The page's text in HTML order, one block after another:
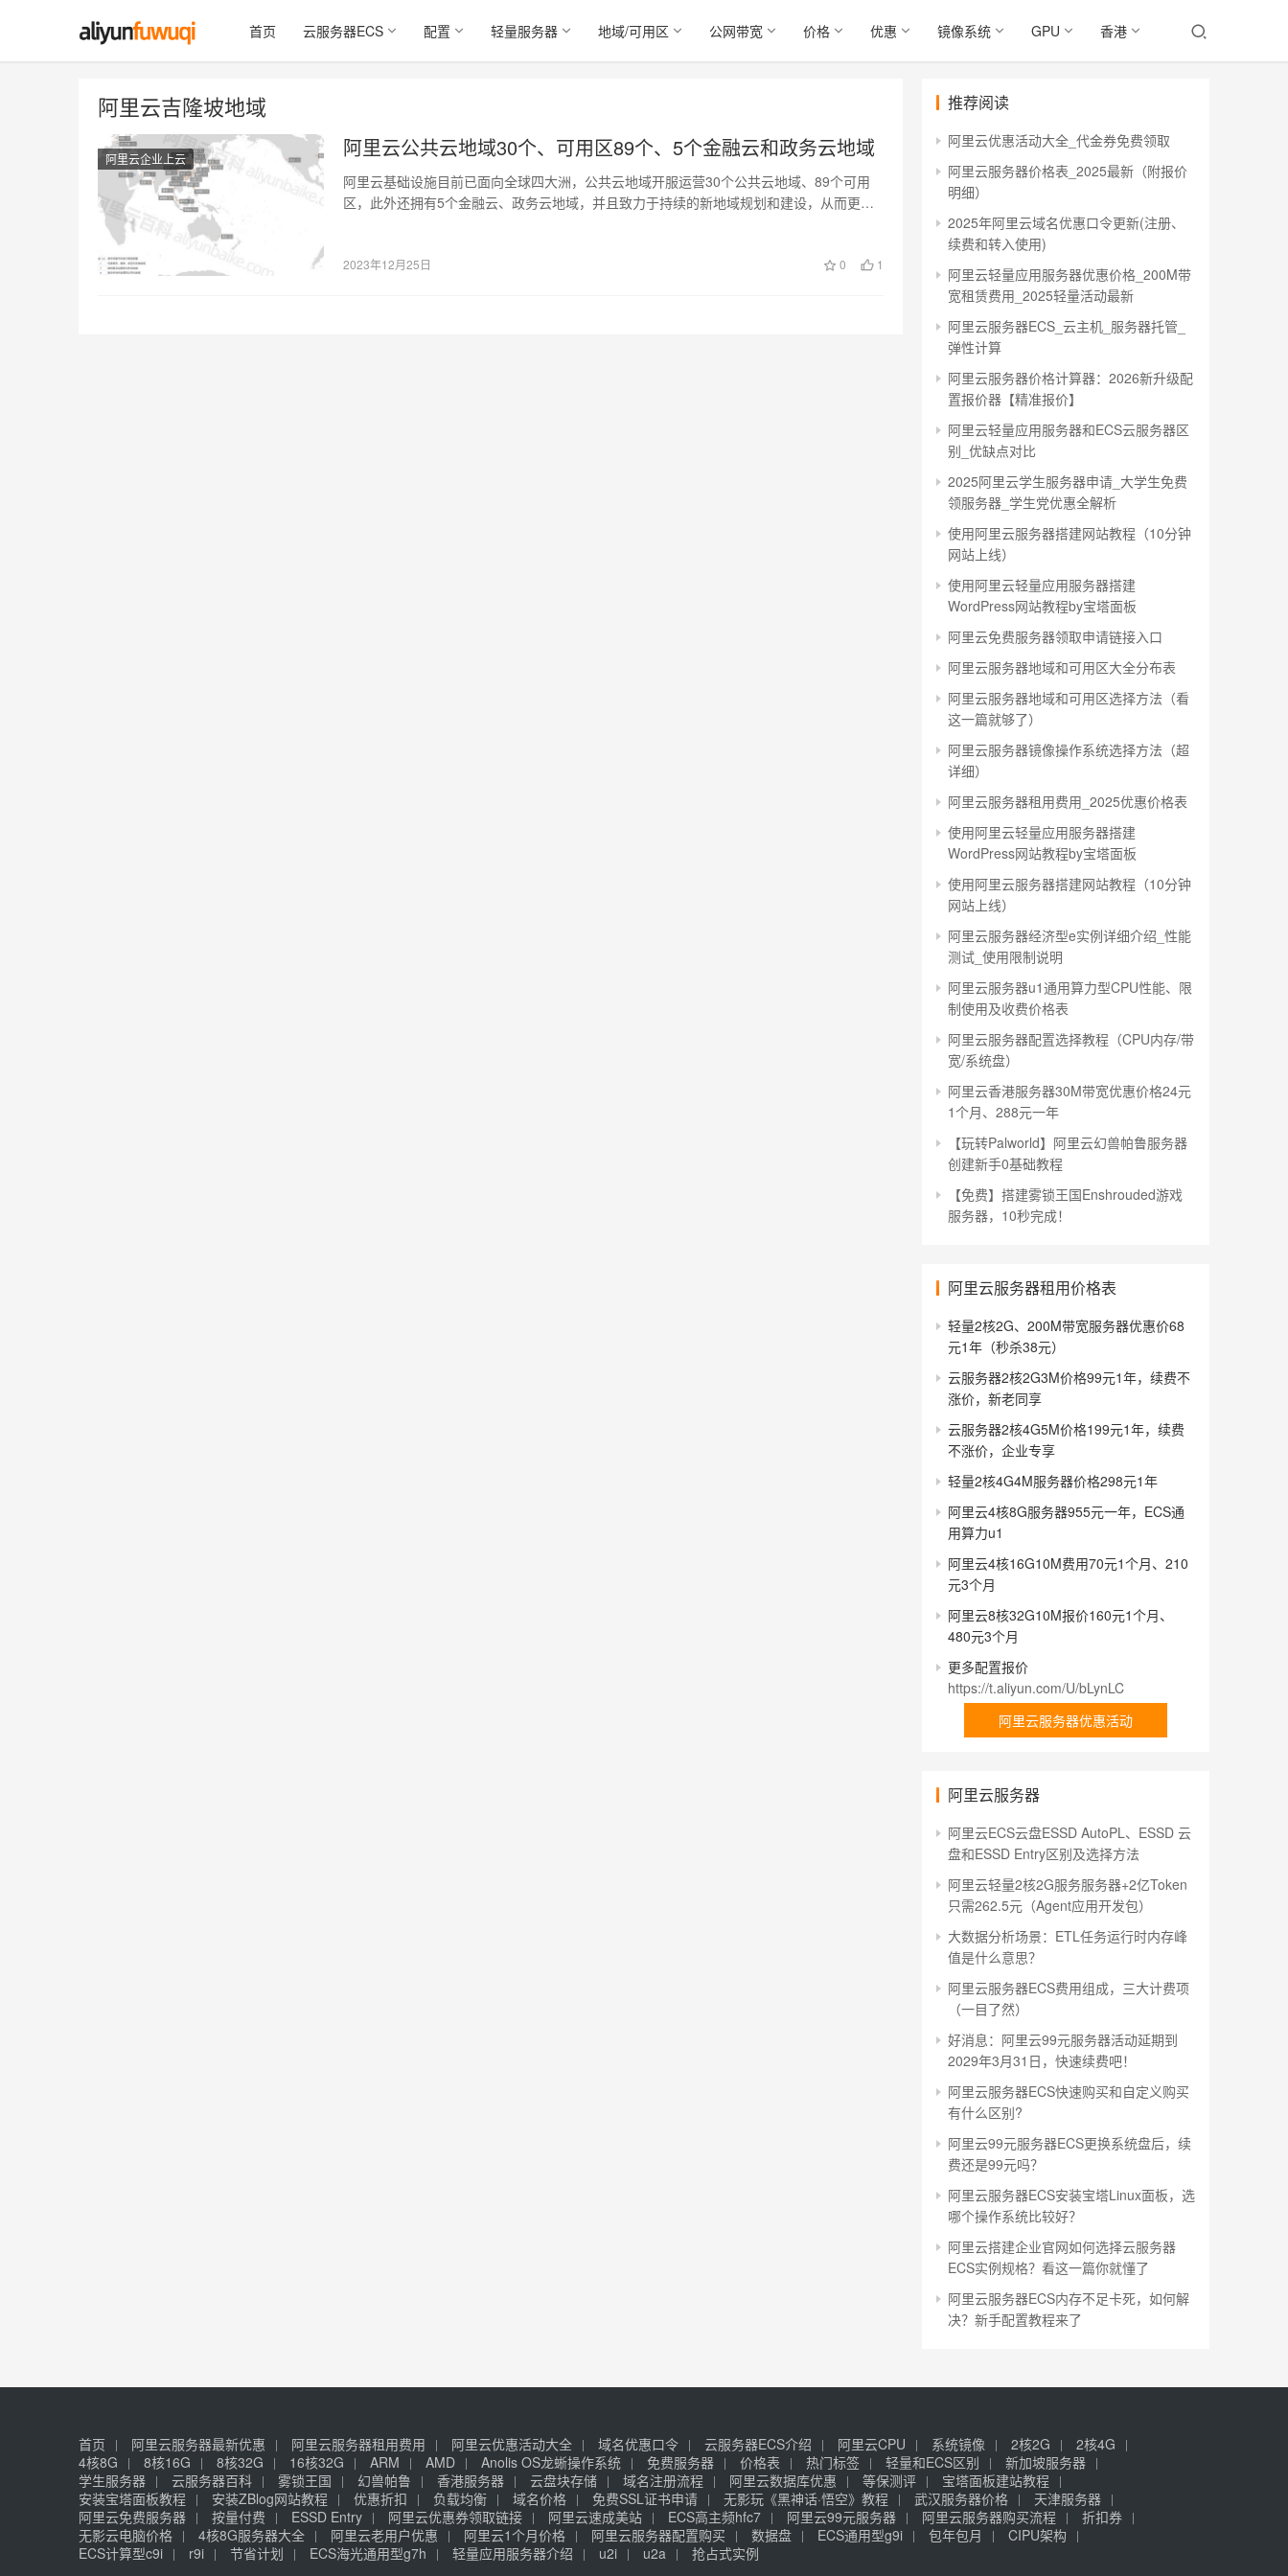
首页 云服务器ECS 配置 轻量服务器 地域/可用区 公网带宽 价格 优惠 镜像系统 GPU 香港
阿里云吉隆坡地域
阿里云企业上云 阿里云公共云地域30个、可用区89个、5个金融云和政务云地域
阿里云基础设施目前已面向全球四大洲，公共云地域开服运营30个公共云地域、89个可用
区，此外还拥有5个金融云、政务云地域，并且致力于持续的新地域规划和建设，从而更好
2023年12月25日 0 1
推荐阅读
阿里云优惠活动大全_代金券免费领取
阿里云服务器价格表_2025最新（附报价
明细）
2025年阿里云域名优惠口令更新(注册、
续费和转入使用)
阿里云轻量应用服务器优惠价格_200M带
宽租赁费用_2025轻量活动最新
阿里云服务器ECS_云主机_服务器托管_
弹性计算
阿里云服务器价格计算器：2026新升级配
置报价器【精准报价】
阿里云轻量应用服务器和ECS云服务器区
别_优缺点对比
2025阿里云学生服务器申请_大学生免费
领服务器_学生党优惠全解析
使用阿里云服务器搭建网站教程（10分钟
网站上线）
使用阿里云轻量应用服务器搭建
WordPress网站教程by宝塔面板
阿里云免费服务器领取申请链接入口
阿里云服务器地域和可用区大全分布表
阿里云服务器地域和可用区选择方法（看
这一篇就够了）
阿里云服务器镜像操作系统选择方法（超
详细）
阿里云服务器租用费用_2025优惠价格表
使用阿里云轻量应用服务器搭建
WordPress网站教程by宝塔面板
使用阿里云服务器搭建网站教程（10分钟
网站上线）
阿里云服务器经济型e实例详细介绍_性能
测试_使用限制说明
阿里云服务器u1通用算力型CPU性能、限
制使用及收费价格表
阿里云服务器配置选择教程（CPU内存/带
宽/系统盘）
阿里云香港服务器30M带宽优惠价格24元
1个月、288元一年
【玩转Palworld】阿里云幻兽帕鲁服务器
创建新手0基础教程
【免费】搭建雾锁王国Enshrouded游戏
服务器，10秒完成！
阿里云服务器租用价格表
轻量2核2G、200M带宽服务器优惠价68
元1年（秒杀38元）
云服务器2核2G3M价格99元1年，续费不
涨价，新老同享
云服务器2核4G5M价格199元1年，续费
不涨价，企业专享
轻量2核4G4M服务器价格298元1年
阿里云4核8G服务器955元一年，ECS通
用算力u1
阿里云4核16G10M费用70元1个月、210
元3个月
阿里云8核32G10M报价160元1个月、
480元3个月
更多配置报价
https://t.aliyun.com/U/bLynLC
阿里云服务器优惠活动
阿里云服务器
阿里云ECS云盘ESSD AutoPL、ESSD 云
盘和ESSD Entry区别及选择方法
阿里云轻量2核2G服务服务器+2亿Token
只需262.5元（Agent应用开发包）
大数据分析场景：ETL任务运行时内存峰
值是什么意思？
阿里云服务器ECS费用组成，三大计费项
（一目了然）
好消息：阿里云99元服务器活动延期到
2029年3月31日，快速续费吧！
阿里云服务器ECS快速购买和自定义购买
有什么区别?
阿里云99元服务器ECS更换系统盘后，续
费还是99元吗？
阿里云服务器ECS安装宝塔Linux面板，选
哪个操作系统比较好？
阿里云搭建企业官网如何选择云服务器
ECS实例规格？看这一篇你就懂了
阿里云服务器ECS内存不足卡死，如何解
决？新手配置教程来了
首页 阿里云服务器最新优惠 阿里云服务器租用费用 阿里云优惠活动大全 域名优惠口令 云服务器ECS介绍 阿里云CPU 系统镜像 2核2G
2核4G
4核8G
8核16G 8核32G 16核32G ARM AMD Anolis OS龙蜥操作系统 免费服务器 价格表 热门标签 轻量和ECS区别
新加坡服务器
学生服务器
云服务器百科 雾锁王国 幻兽帕鲁 香港服务器 云盘块存储 域名注册流程 阿里云数据库优惠 等保测评
宝塔面板建站教程
安装宝塔面板教程
安装ZBlog网站教程 优惠折扣 负载均衡 域名价格 免费SSL证书申请 无影玩《黑神话·悟空》教程 武汉服务器价格
天津服务器
阿里云免费服务器
按量付费 ESSD Entry 阿里云优惠券领取链接 阿里云速成美站 ECS高主频hfc7 阿里云99元服务器 阿里云服务器购买流程
折扣券
无影云电脑价格
4核8G服务器大全 阿里云老用户优惠 阿里云1个月价格 阿里云服务器配置购买 数据盘 ECS通用型g9i 包年包月
CIPU架构
ECS计算型c9i
r9i 节省计划 ECS海光通用型g7h 轻量应用服务器介绍 u2i u2a
抢占式实例